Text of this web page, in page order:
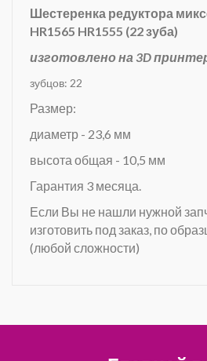
Шестеренка редуктора
HR1565 HR1555 (22 зуба)
изготовлено на 3D
зубцов: 22
Размер:
диаметр - 23,6 мм
высота общая - 10,5 мм
Гарантия 3 месяца.
Если Вы не нашли нужной
изготовить под заказ, по
(любой сложности)